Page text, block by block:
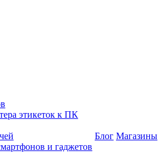
этикеток к ПК
и гаджетов
Блог Магазины